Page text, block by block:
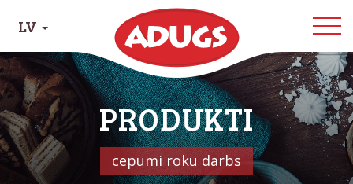
LV
PRODUKTI
cepumi roku darbs